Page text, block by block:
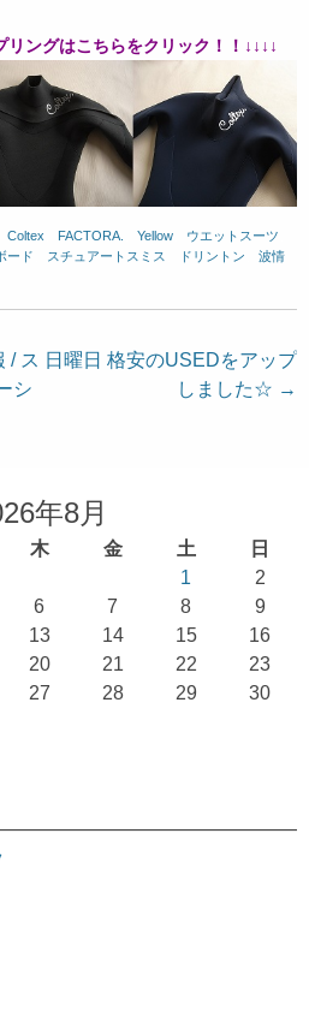
ングはこちらをクリック！！↓↓↓↓
Coltex FACTORA. Yellow ウエットスーツ
ード スチュアートスミス ドリントン
波情
/ ス
シ
日曜日 格安のUSEDをアップ
しました☆ →
年8月
木 金 土
日
1
2
6 7 8
9
13 14 15
16
20 21 22
23
27 28 29
30